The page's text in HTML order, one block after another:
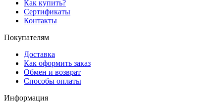
Как купить?
Сертификаты
Контакты
Покупателям
Доставка
Как оформить заказ
Обмен и возврат
Способы оплаты
Информация